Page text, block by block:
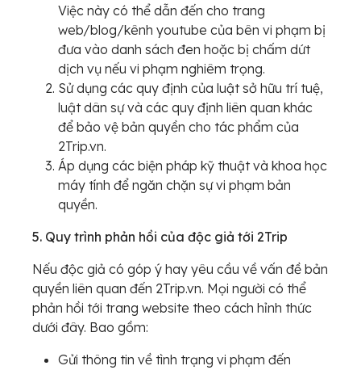
Việc này có thể dẫn đến cho trang
web/blog/kênh youtube của bên vi phạm bị
đưa vào danh sách đen hoặc bị chấm dứt
dịch vụ nếu vi phạm nghiêm trọng.
Sử dụng các quy định của luật sở hữu trí tuệ,
luật dân sự và các quy định liên quan khác
để bảo vệ bản quyền cho tác phẩm của
2Trip.vn.
Áp dụng các biện pháp kỹ thuật và khoa học
máy tính để ngăn chặn sự vi phạm bản
quyền.
5. Quy trình phản hồi của độc giả tới 2Trip
Nếu độc giả có góp ý hay yêu cầu về vấn đề bản
quyền liên quan đến 2Trip.vn. Mọi người có thể
phản hồi tới trang website theo cách hỉnh thức
dưới đây. Bao gồm:
Gửi thông tin về tình trạng vi phạm đến